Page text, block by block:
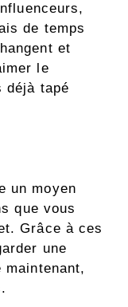
de temps
et
le
déjà tapé
un moyen
que vous
Grâce à ces
une